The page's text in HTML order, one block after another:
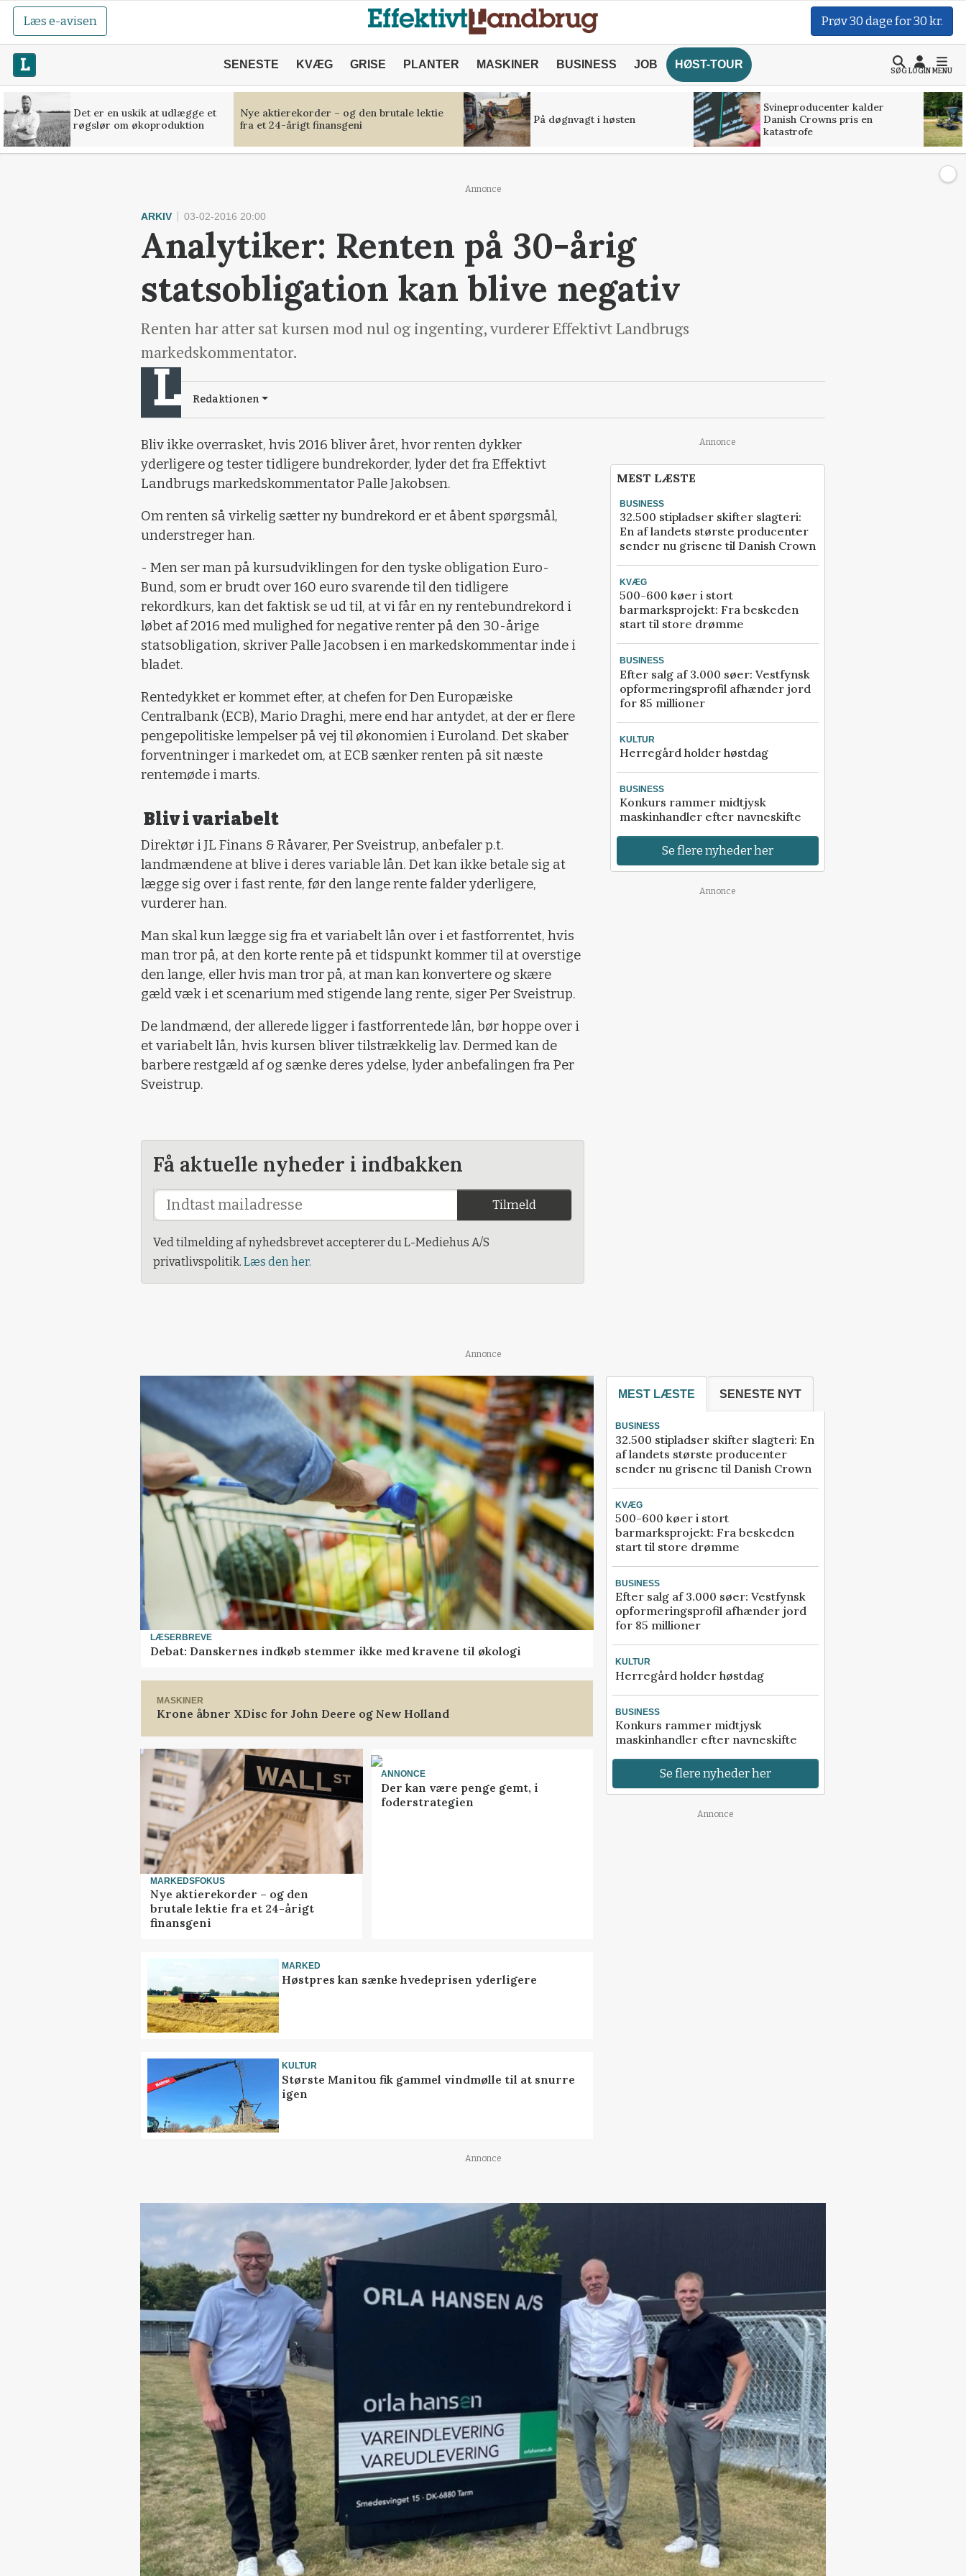
Læs e-avisen Prøv 30 dage for 30 kr.
SENESTE KVÆG GRISE PLANTER MASKINER BUSINESS JOB HØST-TOUR
SØGLOGINMENU
Det er en uskik at udlægge et
røgslør om økoproduktion
Nye aktierekorder – og den brutale lektie
fra et 24-årigt finansgeni
På døgnvagt i høsten
Svineproducenter kalder
Danish Crowns pris en
katastrofe
Annonce
ARKIV 03-02-2016 20:00
Analytiker: Renten på 30-årig
statsobligation kan blive negativ
Renten har atter sat kursen mod nul og ingenting, vurderer Effektivt Landbrugs
markedskommentator.
Redaktionen
Bliv ikke overrasket, hvis 2016 bliver året, hvor renten dykker
yderligere og tester tidligere bundrekorder, lyder det fra Effektivt
Landbrugs markedskommentator Palle Jakobsen.
Om renten så virkelig sætter ny bundrekord er et åbent spørgsmål,
understreger han.
- Men ser man på kursudviklingen for den tyske obligation Euro-
Bund, som er brudt over 160 euro svarende til den tidligere
rekordkurs, kan det faktisk se ud til, at vi får en ny rentebundrekord i
løbet af 2016 med mulighed for negative renter på den 30-årige
statsobligation, skriver Palle Jacobsen i en markedskommentar inde i
bladet.
Rentedykket er kommet efter, at chefen for Den Europæiske
Centralbank (ECB), Mario Draghi, mere end har antydet, at der er flere
pengepolitiske lempelser på vej til økonomien i Euroland. Det skaber
forventninger i markedet om, at ECB sænker renten på sit næste
rentemøde i marts.
Bliv i variabelt
Direktør i JL Finans & Råvarer, Per Sveistrup, anbefaler p.t.
landmændene at blive i deres variable lån. Det kan ikke betale sig at
lægge sig over i fast rente, før den lange rente falder yderligere,
vurderer han.
Man skal kun lægge sig fra et variabelt lån over i et fastforrentet, hvis
man tror på, at den korte rente på et tidspunkt kommer til at overstige
den lange, eller hvis man tror på, at man kan konvertere og skære
gæld væk i et scenarium med stigende lang rente, siger Per Sveistrup.
De landmænd, der allerede ligger i fastforrentede lån, bør hoppe over i
et variabelt lån, hvis kursen bliver tilstrækkelig lav. Dermed kan de
barbere restgæld af og sænke deres ydelse, lyder anbefalingen fra Per
Sveistrup.
Få aktuelle nyheder i indbakken
Tilmeld
Ved tilmelding af nyhedsbrevet accepterer du L-Mediehus A/S
privatlivspolitik. Læs den her.
Annonce
MEST LÆSTE
BUSINESS
32.500 stipladser skifter slagteri:
En af landets største producenter
sender nu grisene til Danish Crown
KVÆG
500-600 køer i stort
barmarksprojekt: Fra beskeden
start til store drømme
BUSINESS
Efter salg af 3.000 søer: Vestfynsk
opformeringsprofil afhænder jord
for 85 millioner
KULTUR
Herregård holder høstdag
BUSINESS
Konkurs rammer midtjysk
maskinhandler efter navneskifte
Se flere nyheder her
Annonce
Annonce
LÆSERBREVE
Debat: Danskernes indkøb stemmer ikke med kravene til økologi
MASKINER
Krone åbner XDisc for John Deere og New Holland
MARKEDSFOKUS
Nye aktierekorder – og den
brutale lektie fra et 24-årigt
finansgeni
ANNONCE
Der kan være penge gemt, i
foderstrategien
MARKED
Høstpres kan sænke hvedeprisen yderligere
KULTUR
Største Manitou fik gammel vindmølle til at snurre
igen
MEST LÆSTE SENESTE NYT
BUSINESS
32.500 stipladser skifter slagteri: En
af landets største producenter
sender nu grisene til Danish Crown
KVÆG
500-600 køer i stort
barmarksprojekt: Fra beskeden
start til store drømme
BUSINESS
Efter salg af 3.000 søer: Vestfynsk
opformeringsprofil afhænder jord
for 85 millioner
KULTUR
Herregård holder høstdag
BUSINESS
Konkurs rammer midtjysk
maskinhandler efter navneskifte
Se flere nyheder her
Annonce
Annonce